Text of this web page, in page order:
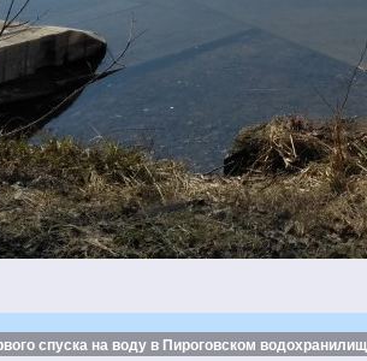
спуска на воду в Пироговском